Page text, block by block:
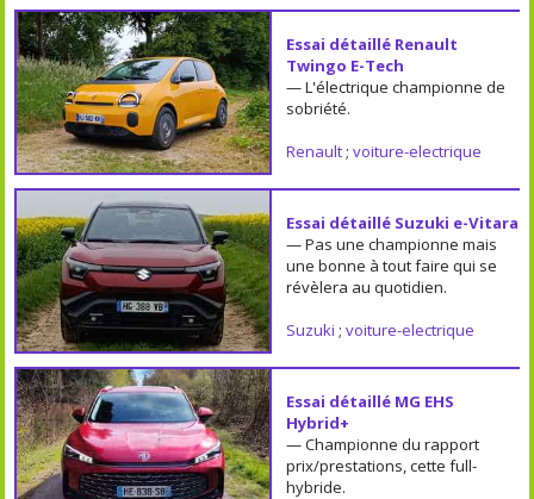
Essai détaillé Renault
Twingo E-Tech
— L'électrique championne de
sobriété.
Renault; voiture-electrique
Essai détaillé Suzuki e-Vitara
— Pas une championne mais
une bonne à tout faire qui se
révèlera au quotidien.
Suzuki ; voiture-electrique
Essai détaillé MG EHS
Hybrid+
— Championne du rapport
prix/prestations, cette full-
hybride.